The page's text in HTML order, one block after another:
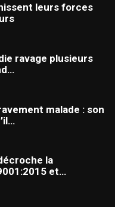
leurs forces
ravage plusieurs
malade : son
la
et…